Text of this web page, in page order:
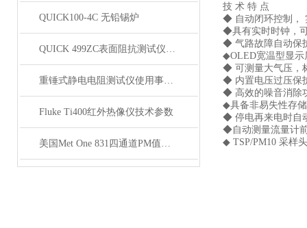
QUICK100-4C 无铅锡炉
QUICK 499ZC表面阻抗测试仪技术参数
重锤式静电电阻测试仪使用事项不容忽视
Fluke Ti400红外热像仪技术参数
美国Met One 831四通道PM值监测仪技术参数
技 术 特 点
◆ 自动闭环控制，
◆具有实时时钟，
◆ 气路故障自动保
◆OLED宽温型显示
◆ 可测量大气压，
◆ 内置电压过压保
◆ 高效的噪音消除
◆具备非易失性存
◆ 停电再来电时自
◆自动测量流量计
◆ TSP/PM10 采样